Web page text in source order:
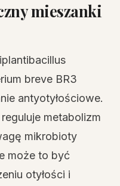
mieszanki
breve BR3
antyotyłościowe.
metabolizm
mikrobioty
może to być
otyłości i